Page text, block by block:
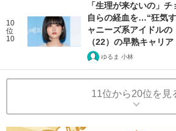
10
位
10
「生理が来ないの」チ
自らの経血を…“狂気
ャニーズ系アイドル
（22）の早熟キャリア
ゆるま 小林
11位から20位を見